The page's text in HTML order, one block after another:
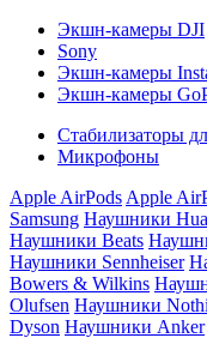
Экшн-камеры DJI
Sony
Экшн-камеры
Экшн-камеры
Стабилизаторы
Микрофоны
Apple AirPods Apple
Samsung Наушники
Наушники Beats
Наушники Sennheiser
Bowers & Wilkins
Olufsen Наушники
Dyson Наушники Anker